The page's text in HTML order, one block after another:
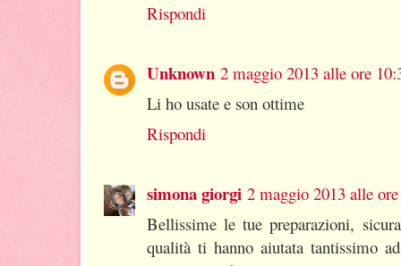
Rispondi
Unknown 2 maggio 2013 alle ore
Li ho usate e son ottime
Rispondi
simona giorgi 2 maggio 2013 alle
Bellissime le tue preparazioni,
qualità ti hanno aiutata tantissimo